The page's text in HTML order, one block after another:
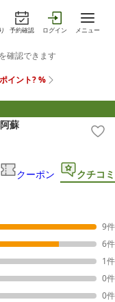
予約確認 ログイン メニュー
蘇
クーポン クチコミ
9件
6件
1件
0件
0件